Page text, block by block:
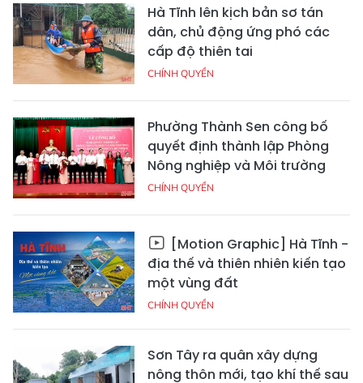
Hà Tĩnh lên kịch bản sơ tán
dân, chủ động ứng phó các
cấp độ thiên tai
CHÍNH QUYỀN
Phường Thành Sen công bố
quyết định thành lập Phòng
Nông nghiệp và Môi trường
CHÍNH QUYỀN
[Motion Graphic] Hà Tĩnh -
địa thế và thiên nhiên kiến tạo
một vùng đất
CHÍNH QUYỀN
Sơn Tây ra quân xây dựng
nông thôn mới, tạo khí thế sau